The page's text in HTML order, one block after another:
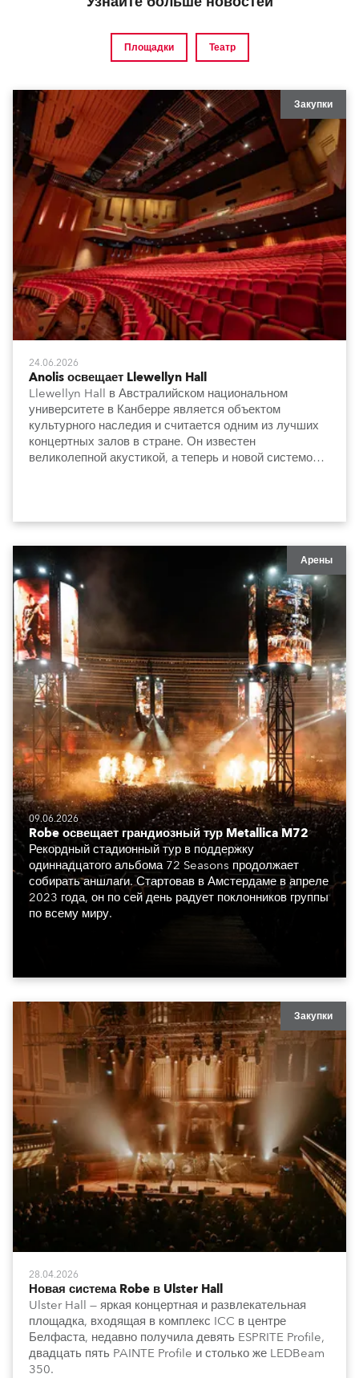
Площадки Театр
Закупки
24.06.2026
Anolis освещает Llewellyn Hall
Llewellyn Hall в Австралийском национальном
университете в Канберре является объектом
культурного наследия и считается одним из лучших
концертных залов в стране. Он известен
великолепной акустикой, а теперь и новой системой
Арены
09.06.2026
Robe освещает грандиозный тур Metallica M72
Рекордный стадионный тур в поддержку
одиннадцатого альбома 72 Seasons продолжает
собирать аншлаги. Стартовав в Амстердаме в апреле
2023 года, он по сей день радует поклонников группы
по всему миру.
Закупки
28.04.2026
Новая система Robe в Ulster Hall
Ulster Hall — яркая концертная и развлекательная
площадка, входящая в комплекс ICC в центре
Белфаста, недавно получила девять ESPRITE Profile,
двадцать пять PAINTE Profile и столько же LEDBeam
350.